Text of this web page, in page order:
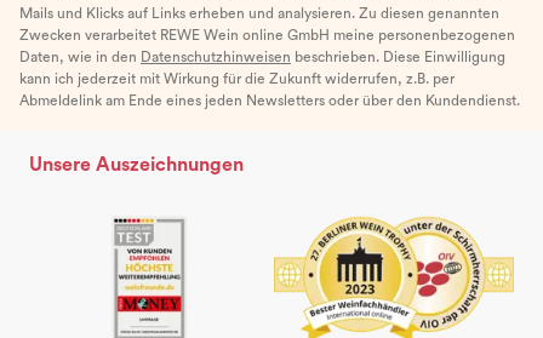
Mails und Klicks auf Links erheben und analysieren. Zu diesen genannten
Zwecken verarbeitet REWE Wein online GmbH meine personenbezogenen
Daten, wie in den Datenschutzhinweisen beschrieben. Diese Einwilligung
kann ich jederzeit mit Wirkung für die Zukunft widerrufen, z.B. per
Abmeldelink am Ende eines jeden Newsletters oder über den Kundendienst.
Unsere Auszeichnungen